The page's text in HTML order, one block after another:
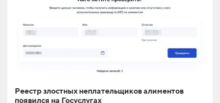
Реестр злостных неплательщиков алиментов
появился на Госуслугах